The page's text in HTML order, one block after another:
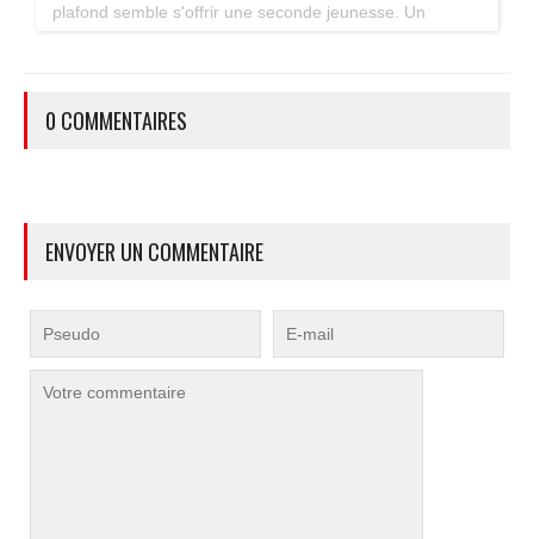
plafond semble s'offrir une seconde jeunesse. Un
0 COMMENTAIRES
ENVOYER UN COMMENTAIRE